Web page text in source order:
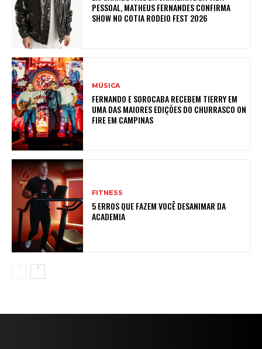
PESSOAL, MATHEUS FERNANDES CONFIRMA
SHOW NO COTIA RODEIO FEST 2026
MÚSICA
FERNANDO E SOROCABA RECEBEM TIERRY EM
UMA DAS MAIORES EDIÇÕES DO CHURRASCO ON
FIRE EM CAMPINAS
FITNESS
5 ERROS QUE FAZEM VOCÊ DESANIMAR DA
ACADEMIA